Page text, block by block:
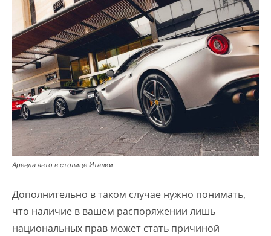
Аренда авто в столице Италии
Дополнительно в таком случае нужно понимать,
что наличие в вашем распоряжении лишь
национальных прав может стать причиной